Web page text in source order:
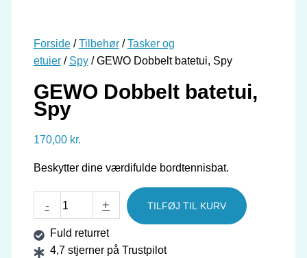
Forside/Tilbehør/Tasker og
etuier/ Spy/ GEWO Dobbelt batetui, Spy
GEWO Dobbelt batetui,
Spy
170,00 kr.
Beskytter dine værdifulde bordtennisbat.
-
GEWO
Dobbelt
batetui,
Spy
+ TILFØJ TIL KURV
Fuld returret
4,7 stjerner på Trustpilot